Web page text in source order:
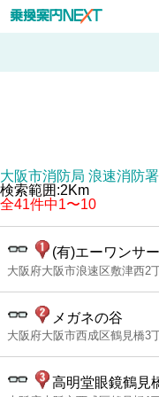
大阪市消防局 浪速消防
検索範囲:2Km
全41件中1〜10
(有)エーワンサ
大阪府大阪市浪速区敷津西2
メガネの谷
大阪府大阪市西成区鶴見橋3
高明堂眼鏡鶴見